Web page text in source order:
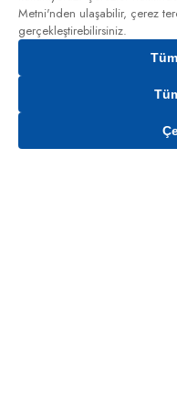
Metni'nden ulaşabilir, çerez
gerçekleştirebilirsiniz.